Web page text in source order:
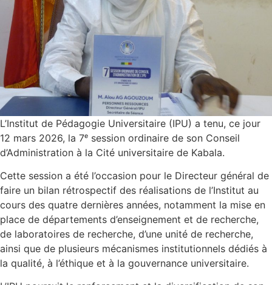
L’Institut de Pédagogie Universitaire (IPU) a tenu, ce jour
12 mars 2026, la 7ᵉ session ordinaire de son Conseil
d’Administration à la Cité universitaire de Kabala.
Cette session a été l’occasion pour le Directeur général de
faire un bilan rétrospectif des réalisations de l’Institut au
cours des quatre dernières années, notamment la mise en
place de départements d’enseignement et de recherche,
de laboratoires de recherche, d’une unité de recherche,
ainsi que de plusieurs mécanismes institutionnels dédiés à
la qualité, à l’éthique et à la gouvernance universitaire.